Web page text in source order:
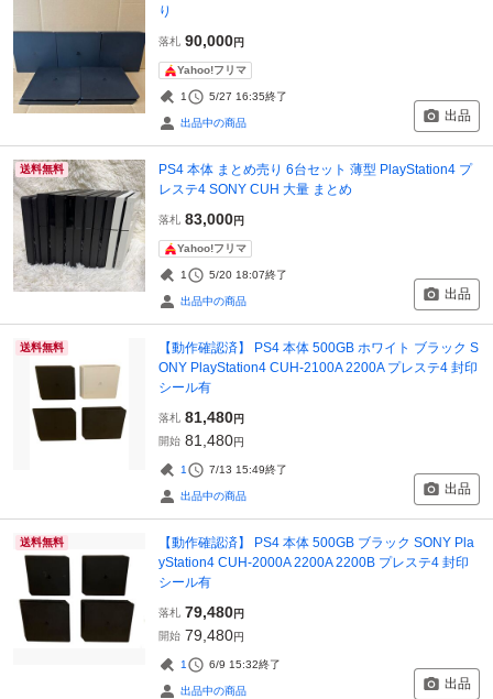
り
落札 90,000円
Yahoo!フリマ
1 5/27 16:35終了
出品中の商品 出品
送料無料
PS4 本体 まとめ売り 6台セット 薄型 PlayStation4 プ
レステ4 SONY CUH 大量 まとめ
落札 83,000円
Yahoo!フリマ
1 5/20 18:07終了
出品中の商品 出品
送料無料
【動作確認済】 PS4 本体 500GB ホワイト ブラック S
ONY PlayStation4 CUH-2100A 2200A プレステ4 封印
シール有
落札 81,480円
開始 81,480円
1 7/13 15:49終了
出品中の商品 出品
送料無料
【動作確認済】 PS4 本体 500GB ブラック SONY Pla
yStation4 CUH-2000A 2200A 2200B プレステ4 封印
シール有
落札 79,480円
開始 79,480円
1 6/9 15:32終了
出品中の商品 出品